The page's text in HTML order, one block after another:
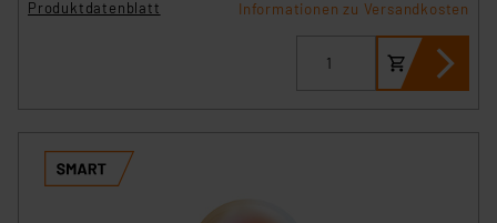
Produktdatenblatt
Informationen zu Versandkosten